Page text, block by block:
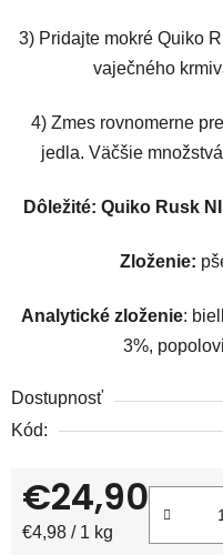
3) Pridajte mokré Quiko
vaječného
4) Zmes rovnomerne
jedla. Väčšie
Dôležité: Quiko Rusk
Zloženie:
Analytické zloženie:
3%,
Dostupnosť
Kód:
€24,90
Jednotková cena:
€4,98 / 1 kg